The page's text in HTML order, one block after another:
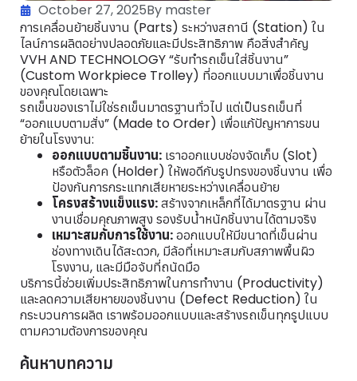
October 27, 2025By master
การเคลื่อนย้ายชิ้นงาน (Parts) ระหว่างสถานี (Station) ใน
ไลน์การผลิตอย่างปลอดภัยและมีประสิทธิภาพ คือสิ่งสำคัญ
VVH AND TECHNOLOGY “รับทำรถเข็นใส่ชิ้นงาน”
(Custom Workpiece Trolley) ที่ออกแบบมาเพื่อชิ้นงาน
ของคุณโดยเฉพาะ
รถเข็นของเราไม่ใช่รถเข็นมาตรฐานทั่วไป แต่เป็นรถเข็นที่
“ออกแบบตามสั่ง” (Made to Order) เพื่อแก้ปัญหาการขน
ย้ายในโรงงาน:
ออกแบบตามชิ้นงาน: เราออกแบบช่องจัดเก็บ (Slot)
หรือตัวล็อค (Holder) ให้พอดีกับรูปทรงของชิ้นงาน เพื่อ
ป้องกันการกระแทกเสียหายระหว่างเคลื่อนย้าย
โครงสร้างแข็งแรง:สร้างจากเหล็กที่ได้มาตรฐาน ผ่าน
งานเชื่อมคุณภาพสูง รองรับน้ำหนักชิ้นงานได้ตามจริง
เหมาะสมกับการใช้งาน:ออกแบบให้มีขนาดที่เข็นผ่าน
ช่องทางเดินได้สะดวก, มีล้อที่เหมาะสมกับสภาพพื้นผิว
โรงงาน, และมีมือจับที่ถนัดมือ
บริการนี้ช่วยเพิ่มประสิทธิภาพในการทำงาน (Productivity)
และลดความเสียหายของชิ้นงาน (Defect Reduction) ใน
กระบวนการผลิต เราพร้อมออกแบบและสร้างรถเข็นทุกรูปแบบ
ตามความต้องการของคุณ
ค้นหาบทความ